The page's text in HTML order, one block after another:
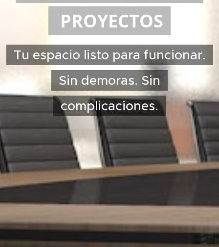
PROYECTOS
Tu espacio listo para funcionar.
Sin demoras. Sin
complicaciones.